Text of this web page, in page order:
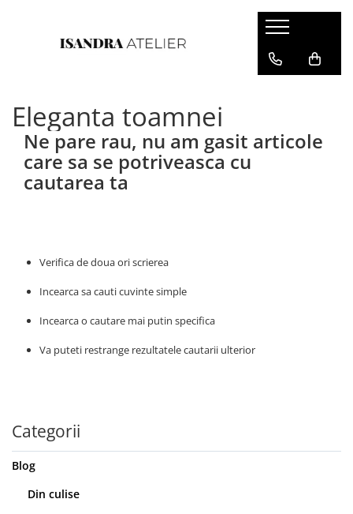
Cercei piele
Cercei geometrici
Cercei inima
Eleganta toamnei
Ne pare rau, nu am gasit articole
care sa se potriveasca cu
cautarea ta
Verifica de doua ori scrierea
Incearca sa cauti cuvinte simple
Incearca o cautare mai putin specifica
Va puteti restrange rezultatele cautarii ulterior
Categorii
Blog
Din culise